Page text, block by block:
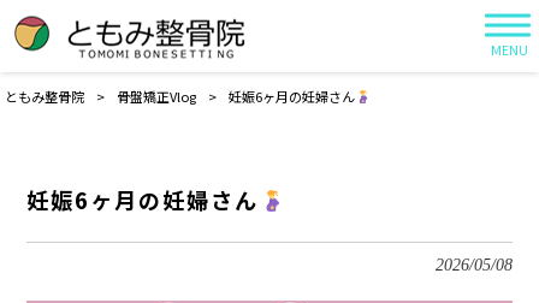
MENU
ともみ整骨院 > 骨盤矯正Vlog > 妊娠6ヶ月の妊婦さん
妊娠6ヶ月の妊婦さん
2026/05/08